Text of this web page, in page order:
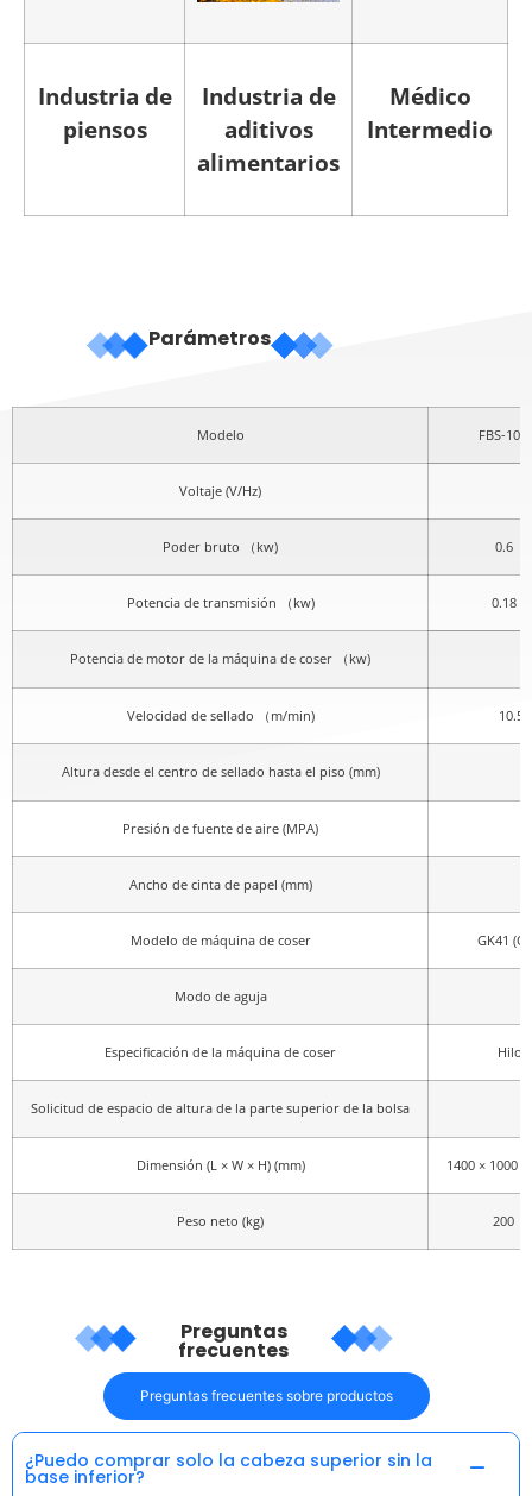
Industria de
piensos
Industria de
aditivos
alimentarios
Médico
Intermedio
Parámetros
Modelo FBS-10A
Voltaje (V/Hz)
Poder bruto （kw) 0.6
Potencia de transmisión （kw) 0.18
Potencia de motor de la máquina de coser （kw)
Velocidad de sellado （m/min) 10.5
Altura desde el centro de sellado hasta el piso (mm)
Presión de fuente de aire (MPA)
Ancho de cinta de papel (mm)
Modelo de máquina de coser GK41
Modo de aguja
Especificación de la máquina de coser Hilo
Solicitud de espacio de altura de la parte superior de la bolsa
Dimensión (L × W × H) (mm) 1400 × 1000 ×
Peso neto (kg) 200
Preguntas
frecuentes
Preguntas frecuentes sobre productos
¿Puedo comprar solo la cabeza superior sin la
base inferior?